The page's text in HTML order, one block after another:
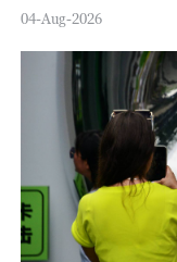
04-Aug-2026